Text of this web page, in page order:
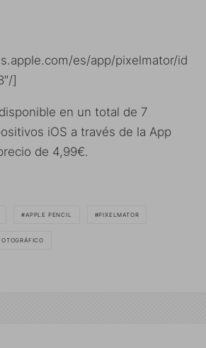
es/app/pixelmator/id
]
en un total de 7
iOS a través de la App
de 4,99€.
APPLE PENCIL PIXELMATOR